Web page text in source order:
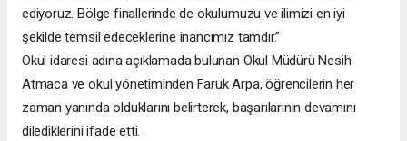
ediyoruz. Bölge finallerinde de okulumuzu ve ilimizi en iyi
şekilde temsil edeceklerine inancımız tamdır.”
Okul idaresi adına açıklamada bulunan Okul Müdürü Nesih
Atmaca ve okul yönetiminden Faruk Arpa, öğrencilerin her
zaman yanında olduklarını belirterek, başarılarının devamını
dilediklerini ifade etti.